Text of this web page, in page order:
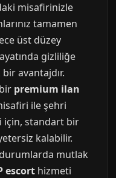
misafirinizle
tamamen
üst düzey
gizliliğe
avantajdır.
premium ilan
ile şehri
için, standart bir
kalabilir.
mutlak
escort hizmeti